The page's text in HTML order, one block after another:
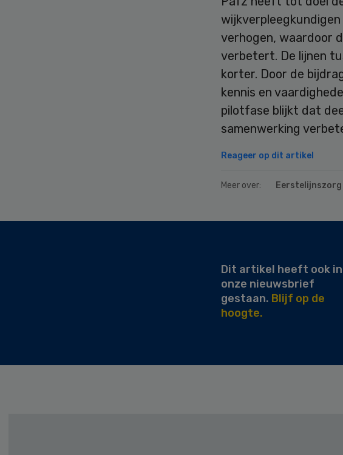
verhogen, waardoor
verbetert. De lijnen
korter. Door de
kennis en
pilotfase blijkt dat
samenwerking
Reageer op dit artikel
Meer over: Eerstelijnszorg
Dit artikel heeft ook in
onze nieuwsbrief
gestaan. Blijf op de
hoogte.